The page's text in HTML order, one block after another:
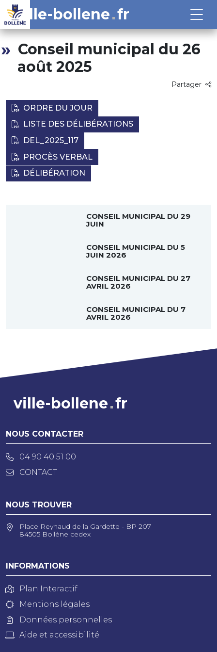
ville-bollene fr
Conseil municipal du 26
août 2025
Partager
ORDRE DU JOUR
LISTE DES DÉLIBÉRATIONS
DEL_2025_117
PROCÈS VERBAL
DÉLIBÉRATION
CONSEIL MUNICIPAL DU 29
JUIN
CONSEIL MUNICIPAL DU 5
JUIN 2026
CONSEIL MUNICIPAL DU 27
AVRIL 2026
CONSEIL MUNICIPAL DU 7
AVRIL 2026
ville-bollene fr
NOUS CONTACTER
04 90 40 51 00
CONTACT
NOUS TROUVER
Place Reynaud de la Gardette - BP 207
84505 Bollène cedex
INFORMATIONS
Plan Interactif
Mentions légales
Données personnelles
Aide et accessibilité